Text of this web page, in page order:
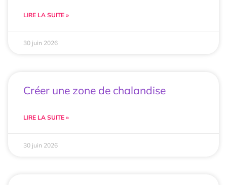
LIRE LA SUITE »
30 juin 2026
Créer une zone de chalandise
LIRE LA SUITE »
30 juin 2026